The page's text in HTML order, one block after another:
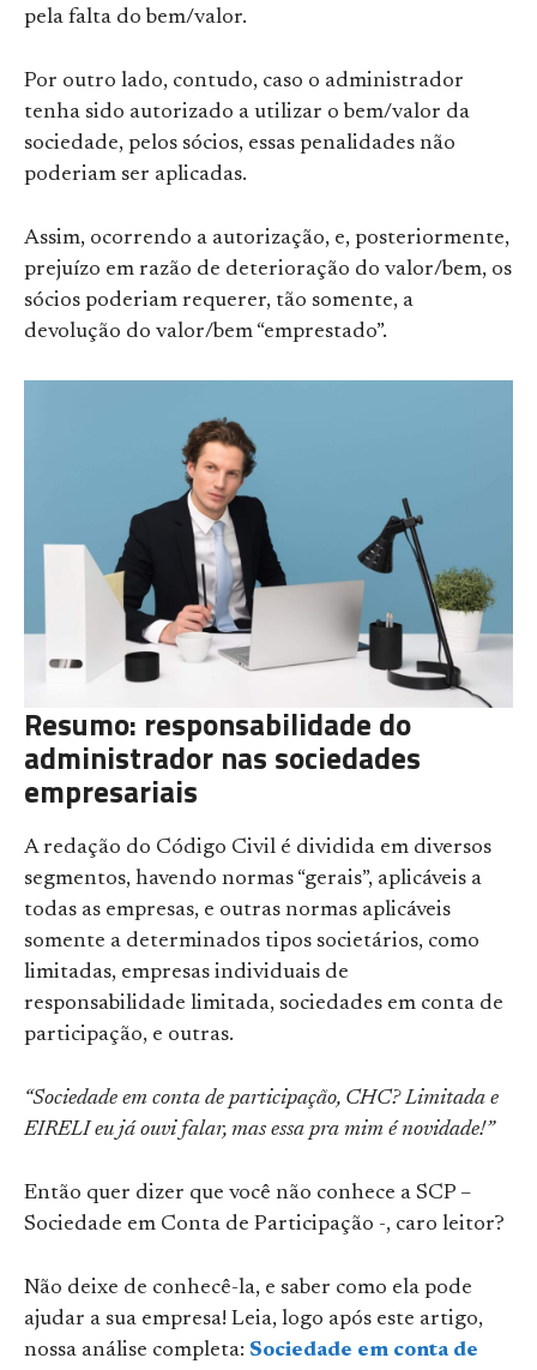
pela falta do bem/valor.
Por outro lado, contudo, caso o administrador
tenha sido autorizado a utilizar o bem/valor da
sociedade, pelos sócios, essas penalidades não
poderiam ser aplicadas.
Assim, ocorrendo a autorização, e, posteriormente,
prejuízo em razão de deterioração do valor/bem, os
sócios poderiam requerer, tão somente, a
devolução do valor/bem “emprestado”.
Resumo: responsabilidade do
administrador nas sociedades
empresariais
A redação do Código Civil é dividida em diversos
segmentos, havendo normas “gerais”, aplicáveis a
todas as empresas, e outras normas aplicáveis
somente a determinados tipos societários, como
limitadas, empresas individuais de
responsabilidade limitada, sociedades em conta de
participação, e outras.
“Sociedade em conta de participação, CHC? Limitada e
EIRELI eu já ouvi falar, mas essa pra mim é novidade!”
Então quer dizer que você não conhece a SCP –
Sociedade em Conta de Participação -, caro leitor?
Não deixe de conhecê-la, e saber como ela pode
ajudar a sua empresa! Leia, logo após este artigo,
nossa análise completa: Sociedade em conta de